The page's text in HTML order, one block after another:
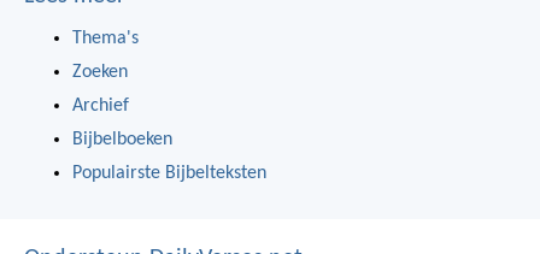
Thema's
Zoeken
Archief
Bijbelboeken
Populairste Bijbelteksten